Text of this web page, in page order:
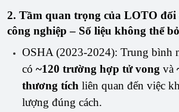
2. Tầm quan trọng của LOTO
công nghiệp – Số liệu không thể
OSHA (2023-2024): Trung bình
có~120 trường hợp tử vong và
thương tích liên quan đến việc
lượng đúng cách.